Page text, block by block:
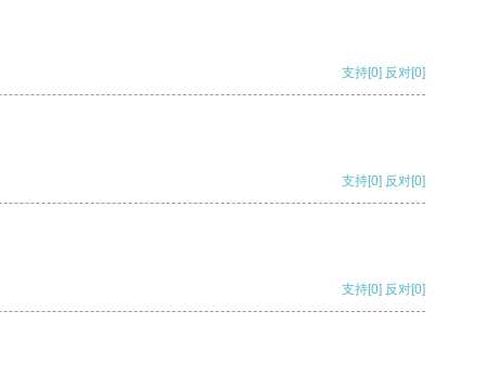
支持[0] 反对[0]
支持[0] 反对[0]
支持[0] 反对[0]